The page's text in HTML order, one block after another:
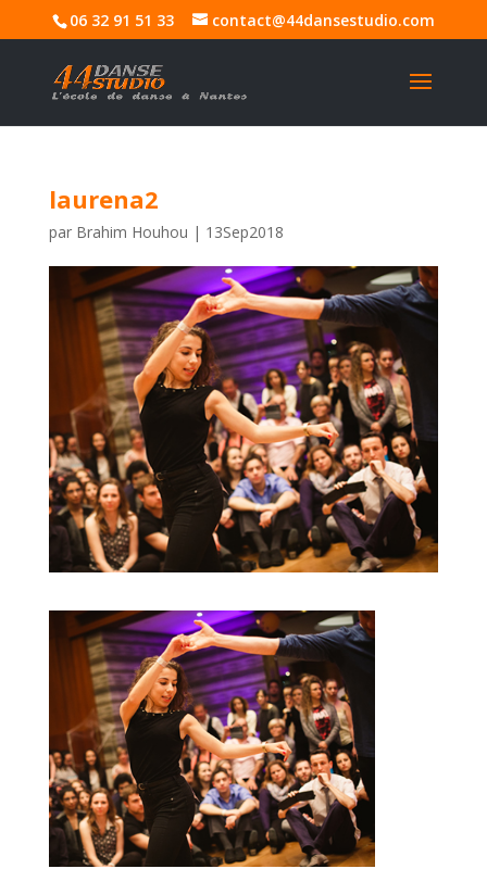
06 32 91 51 33 contact@44dansestudio.com
laurena2
par Brahim Houhou | 13Sep2018